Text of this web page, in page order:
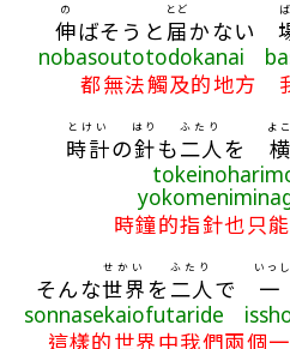
伸
の
ばそうと 届
とど
かない
nobasoutotodokanai
都無法觸及的地方
時計
とけい
の針
はり
も二人
ふたり
を 横
よこ
時鐘的指針也只
そんな世界
せかい
を 二人
ふたり
で
いっ
sonnasekaiofutaride
這樣的世界中我們兩個